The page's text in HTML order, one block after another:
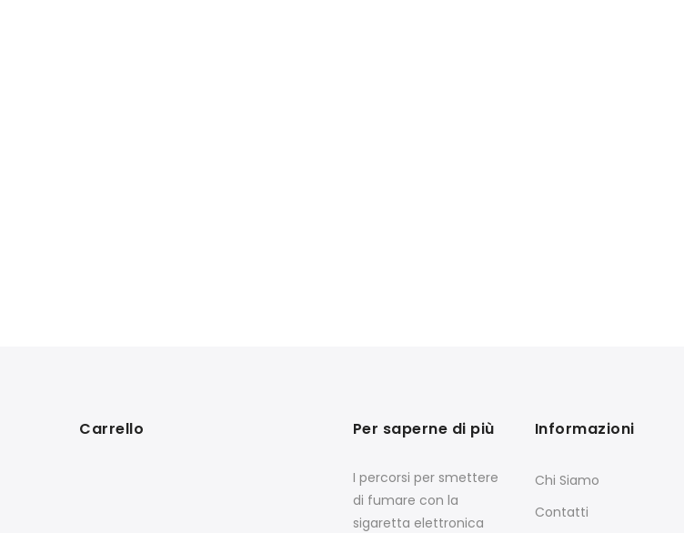
Carrello Per saperne di più
I percorsi per smettere
di fumare con la
sigaretta elettronica
Informazioni
Chi Siamo
Contatti